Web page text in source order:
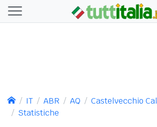
IT ABR AQ
Castelvecchio
Statistiche